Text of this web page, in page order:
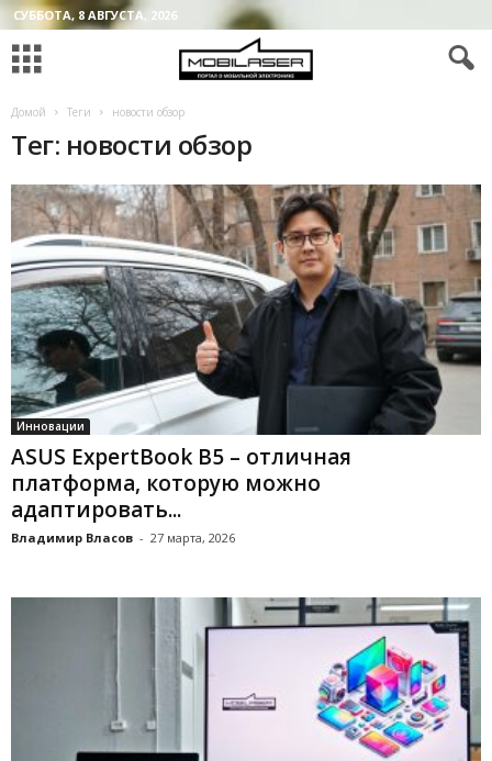
СУББОТА, 8 АВГУСТА, 2026
Домой Теги новости обзор
Тег: новости обзор
Инновации
ASUS ExpertBook B5 – отличная
платформа, которую можно
адаптировать...
Владимир Власов - 27 марта, 2026